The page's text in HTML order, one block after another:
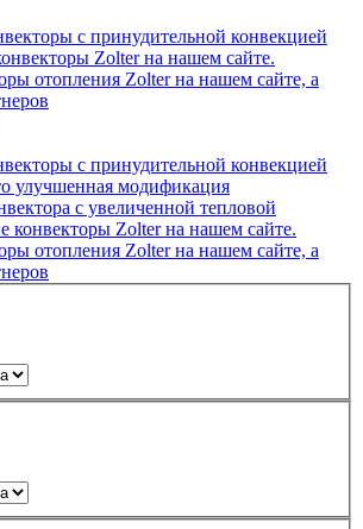
с принудительной конвекцией
Zolter на нашем сайте.
отопления Zolter на нашем сайте, а
с принудительной конвекцией
улучшенная модификация
с увеличенной тепловой
Zolter на нашем сайте.
отопления Zolter на нашем сайте, а